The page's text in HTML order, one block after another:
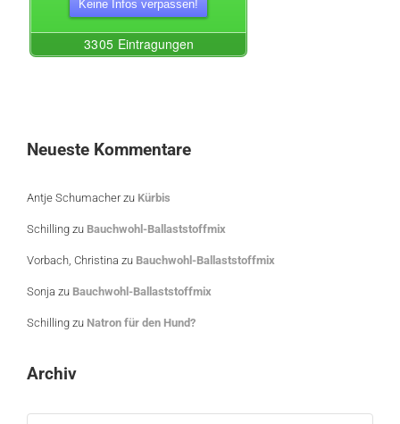
Neueste Kommentare
Antje Schumacherzu Kürbis
Schilling zu Bauchwohl-Ballaststoffmix
Vorbach, Christina zu Bauchwohl-Ballaststoffmix
Sonja zu Bauchwohl-Ballaststoffmix
Schilling zu Natron für den Hund?
Archiv